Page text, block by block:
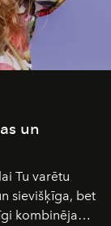
un
Tu varētu
sievišķīga, bet
kombinējami